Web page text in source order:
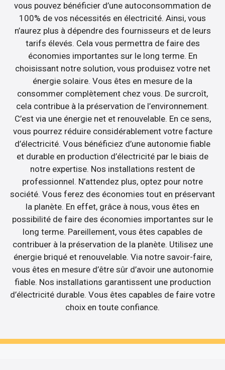
vous pouvez bénéficier d’une autoconsommation de
100% de vos nécessités en électricité. Ainsi, vous
n’aurez plus à dépendre des fournisseurs et de leurs
tarifs élevés. Cela vous permettra de faire des
économies importantes sur le long terme. En
choisissant notre solution, vous produisez votre net
énergie solaire. Vous êtes en mesure de la
consommer complètement chez vous. De surcroît,
cela contribue à la préservation de l’environnement.
C’est via une énergie net et renouvelable. En ce sens,
vous pourrez réduire considérablement votre facture
d’électricité. Vous bénéficiez d’une autonomie fiable
et durable en production d’électricité par le biais de
notre expertise. Nos installations restent de
professionnel. N’attendez plus, optez pour notre
société. Vous ferez des économies tout en préservant
la planète. En effet, grâce à nous, vous êtes en
possibilité de faire des économies importantes sur le
long terme. Pareillement, vous êtes capables de
contribuer à la préservation de la planète. Utilisez une
énergie briqué et renouvelable. Via notre savoir-faire,
vous êtes en mesure d’être sûr d’avoir une autonomie
fiable. Nos installations garantissent une production
d’électricité durable. Vous êtes capables de faire votre
choix en toute confiance.